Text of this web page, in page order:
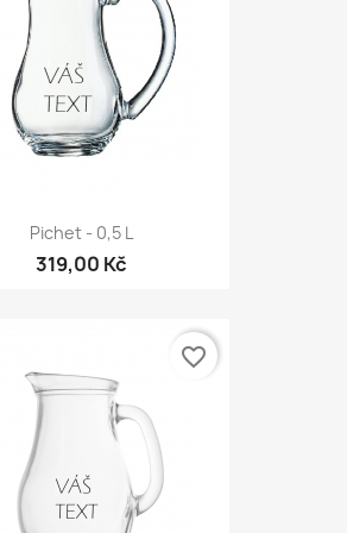
Pichet - 0,5 L
319,00 Kč
favorite_border